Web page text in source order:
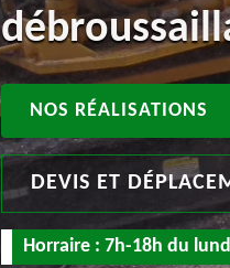
NOS RÉALISATIONS
DEVIS ET
Horraire : 7h-18h du